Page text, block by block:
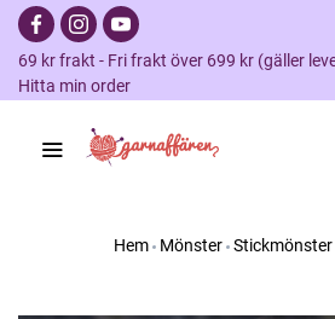
69 kr frakt - Fri frakt över 699 kr (gäller
Hitta min order
Hem Mönster Stickmönster